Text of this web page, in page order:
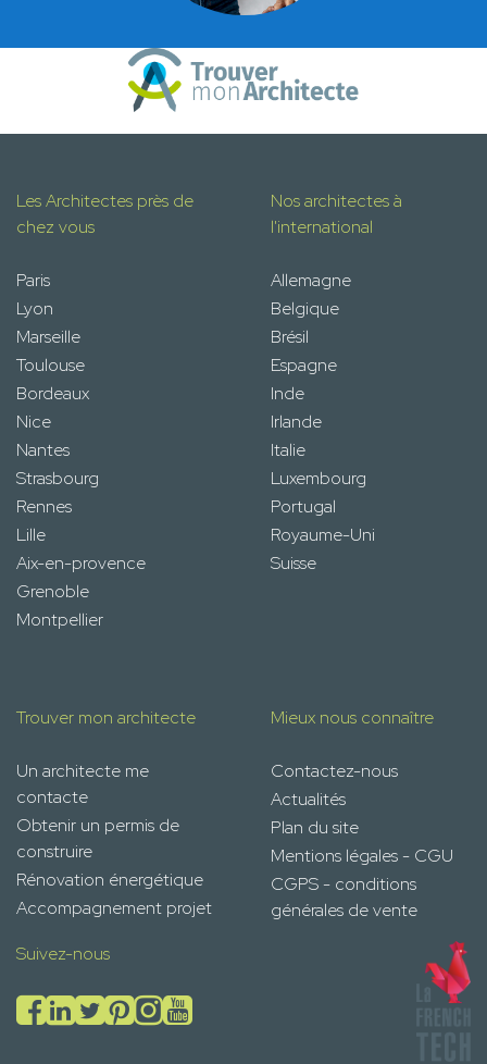
Les Architectes près de
chez vous
Paris
Lyon
Marseille
Toulouse
Bordeaux
Nice
Nantes
Strasbourg
Rennes
Lille
Aix-en-provence
Grenoble
Montpellier
Nos architectes à
l'international
Allemagne
Belgique
Brésil
Espagne
Inde
Irlande
Italie
Luxembourg
Portugal
Royaume-Uni
Suisse
Trouver mon architecte
Un architecte me
contacte
Obtenir un permis de
construire
Rénovation énergétique
Accompagnement projet
Mieux nous connaître
Contactez-nous
Actualités
Plan du site
Mentions légales - CGU
CGPS - conditions
générales de vente
Suivez-nous